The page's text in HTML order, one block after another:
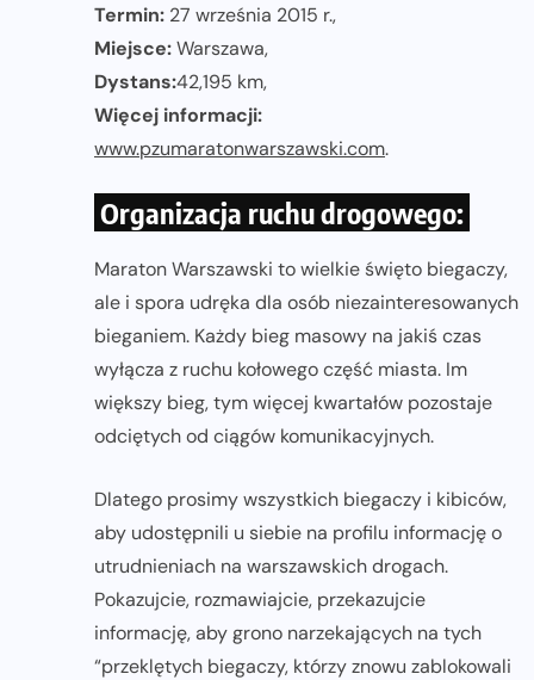
Termin: 27 września 2015 r.,
Miejsce:Warszawa,
Dystans:42,195 km,
Więcej informacji:
www.pzumaratonwarszawski.com.
Organizacja ruchu drogowego:
Maraton Warszawski to wielkie święto biegaczy,
ale i spora udręka dla osób niezainteresowanych
bieganiem. Każdy bieg masowy na jakiś czas
wyłącza z ruchu kołowego część miasta. Im
większy bieg, tym więcej kwartałów pozostaje
odciętych od ciągów komunikacyjnych.
Dlatego prosimy wszystkich biegaczy i kibiców,
aby udostępnili u siebie na profilu informację o
utrudnieniach na warszawskich drogach.
Pokazujcie, rozmawiajcie, przekazujcie
informację, aby grono narzekających na tych
“przeklętych biegaczy, którzy znowu zablokowali